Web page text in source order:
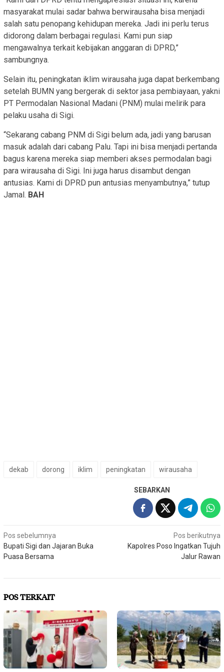
masyarakat mulai sadar bahwa berwirausaha bisa menjadi
salah satu penopang kehidupan mereka. Jadi ini perlu terus
didorong dalam berbagai regulasi. Kami pun siap
mengawalnya terkait kebijakan anggaran di DPRD,”
sambungnya.
Selain itu, peningkatan iklim wirausaha juga dapat berkembang
setelah BUMN yang bergerak di sektor jasa pembiayaan, yakni
PT Permodalan Nasional Madani (PNM) mulai melirik para
pelaku usaha di Sigi.
“Sekarang cabang PNM di Sigi belum ada, jadi yang barusan
masuk adalah dari cabang Palu. Tapi ini bisa menjadi pertanda
bagus karena mereka siap memberi akses permodalan bagi
para wirausaha di Sigi. Ini juga harus disambut dengan
antusias. Kami di DPRD pun antusias menyambutnya,” tutup
Jamal. BAH
dekab dorong iklim peningkatan wirausaha
SEBARKAN
Navigasi
pos
Pos sebelumnya
Bupati Sigi dan Jajaran Buka
Puasa Bersama
Pos berikutnya
Kapolres Poso Ingatkan Tujuh
Jalur Rawan
POS TERKAIT